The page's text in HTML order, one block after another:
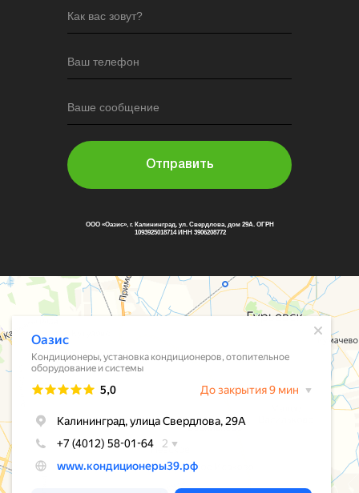
Как вас зовут?
Ваш телефон
Ваше сообщение
Отправить
ООО «Оазис», г. Калининград, ул. Свердлова, дом 29А. ОГРН
1093925018714 ИНН 3906208772